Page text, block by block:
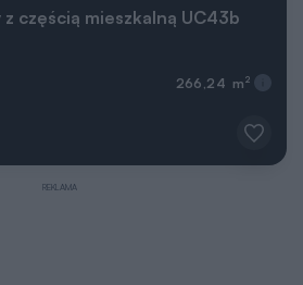
z częścią mieszkalną UC43b
266,24 m 2
REKLAMA